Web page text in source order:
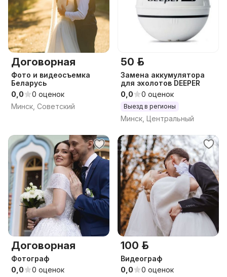
Договорная
Фото и видеосъемка
Беларусь
0,0
0 оценок
Минск, Советский
50 р.
Замена аккумулятора
для эхолотов DEEPER
0,0
0 оценок
Выезд в регионы
Минск, Центральный
Договорная
Фотограф
0,0
0 оценок
100 р.
Видеограф
0,0
0 оценок